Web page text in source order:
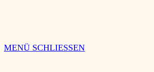
MENÜ SCHLIESSEN